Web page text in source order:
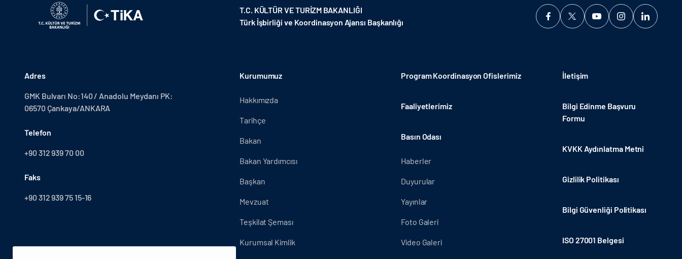
T.C. KÜLTÜR VE TURİZM BAKANLIĞI
Türk İşbirliği ve Koordinasyon Ajansı Başkanlığı
Adres
GMK Bulvarı No:140 / Anadolu Meydanı PK:
06570 Çankaya/ANKARA
Telefon
+90 312 939 70 00
Faks
+90 312 939 75 15-16
Kurumumuz
Hakkımızda
Tarihçe
Bakan
Bakan Yardımcısı
Başkan
Mevzuat
Teşkilat Şeması
Kurumsal Kimlik
Program Koordinasyon Ofislerimiz
Faaliyetlerimiz
Basın Odası
Haberler
Duyurular
Yayınlar
Foto Galeri
Video Galeri
İletişim
Bilgi Edinme Başvuru
Formu
KVKK Aydınlatma Metni
Gizlilik Politikası
Bilgi Güvenliği Politikası
ISO 27001 Belgesi